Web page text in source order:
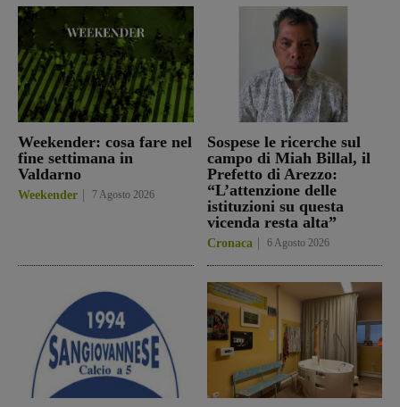
Weekender: cosa fare nel
fine settimana in
Valdarno
Weekender 7 Agosto 2026
Sospese le ricerche sul
campo di Miah Billal, il
Prefetto di Arezzo:
“L’attenzione delle
istituzioni su questa
vicenda resta alta”
Cronaca 6 Agosto 2026